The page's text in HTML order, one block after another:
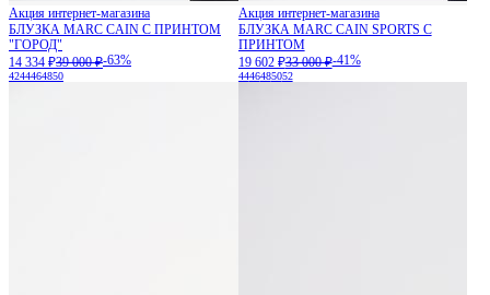
Акция интернет-магазина
БЛУЗКА MARC CAIN С ПРИНТОМ
"ГОРОД"
14 334 ₽39 000 ₽-63%
4244464850
Акция интернет-магазина
БЛУЗКА MARC CAIN SPORTS С
ПРИНТОМ
19 602 ₽33 000 ₽-41%
4446485052